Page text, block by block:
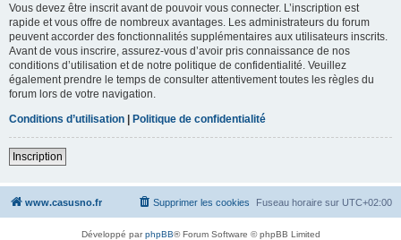
Vous devez être inscrit avant de pouvoir vous connecter. L’inscription est
rapide et vous offre de nombreux avantages. Les administrateurs du forum
peuvent accorder des fonctionnalités supplémentaires aux utilisateurs inscrits.
Avant de vous inscrire, assurez-vous d’avoir pris connaissance de nos
conditions d’utilisation et de notre politique de confidentialité. Veuillez
également prendre le temps de consulter attentivement toutes les règles du
forum lors de votre navigation.
Conditions d’utilisation | Politique de confidentialité
Inscription
www.casusno.fr Fuseau horaire sur UTC+02:00
Supprimer les cookies
Développé parphpBB® Forum Software © phpBB Limited